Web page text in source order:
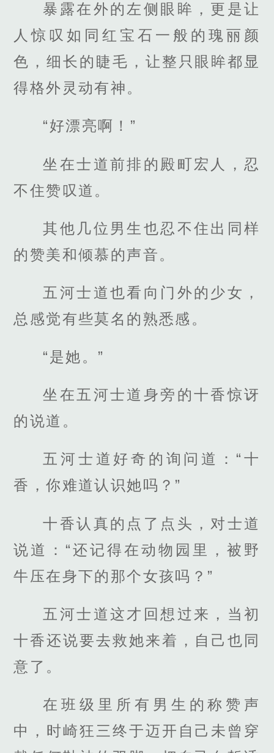
暴露在外的左侧眼眸，更是让
人惊叹如同红宝石一般的瑰丽颜
色，细长的睫毛，让整只眼眸都显
得格外灵动有神。
“好漂亮啊！”
坐在士道前排的殿町宏人，忍
不住赞叹道。
其他几位男生也忍不住出同样
的赞美和倾慕的声音。
五河士道也看向门外的少女，
总感觉有些莫名的熟悉感。
“是她。”
坐在五河士道身旁的十香惊讶
的说道。
五河士道好奇的询问道：“十
香，你难道认识她吗？”
十香认真的点了点头，对士道
说道：“还记得在动物园里，被野
牛压在身下的那个女孩吗？”
五河士道这才回想过来，当初
十香还说要去救她来着，自己也同
意了。
在班级里所有男生的称赞声
中，时崎狂三终于迈开自己未曾穿